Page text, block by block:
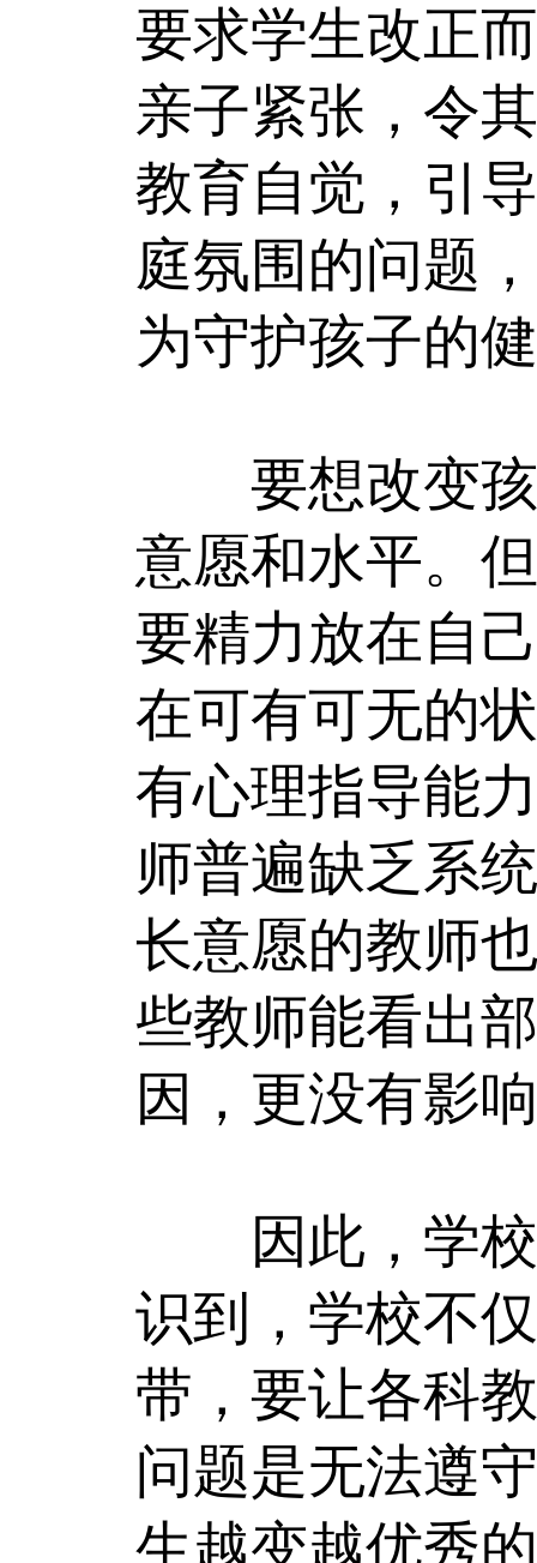
要求学生改正
亲子紧张，令
教育自觉，引
庭氛围的问题
为守护孩子的
要想改变孩
意愿和水平。
要精力放在自
在可有可无的
有心理指导能
师普遍缺乏系
长意愿的教师
些教师能看出
因，更没有影
因此，学校
识到，学校不
带，要让各科
问题是无法遵
生越变越优秀